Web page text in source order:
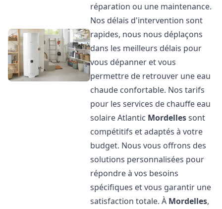
réparation ou une maintenance.
Nos délais d'intervention sont
rapides, nous nous déplaçons
dans les meilleurs délais pour
vous dépanner et vous
permettre de retrouver une eau
chaude confortable. Nos tarifs
pour les services de chauffe eau
solaire Atlantic Mordellessont
compétitifs et adaptés à votre
budget. Nous vous offrons des
solutions personnalisées pour
répondre à vos besoins
spécifiques et vous garantir une
satisfaction totale. À Mordelles,